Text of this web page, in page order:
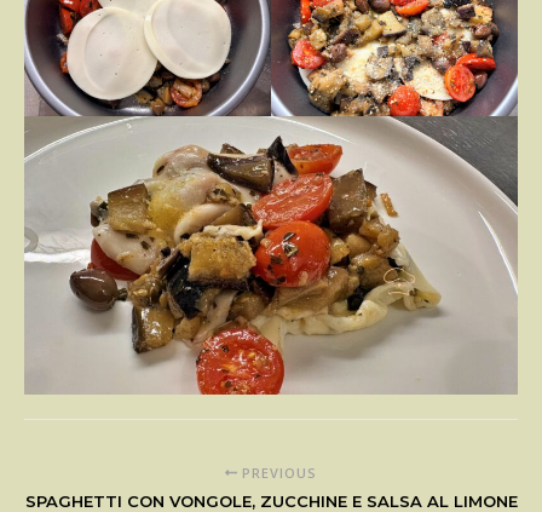
PREVIOUS
SPAGHETTI CON VONGOLE, ZUCCHINE E SALSA AL LIMONE